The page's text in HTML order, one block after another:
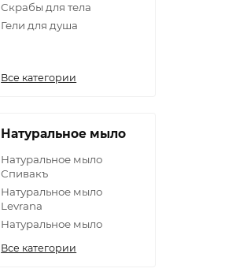
Скрабы для тела
Гели для душа
Все категории
Натуральное мыло
Натуральное мыло
Спивакъ
Натуральное мыло
Levrana
Натуральное мыло
Все категории